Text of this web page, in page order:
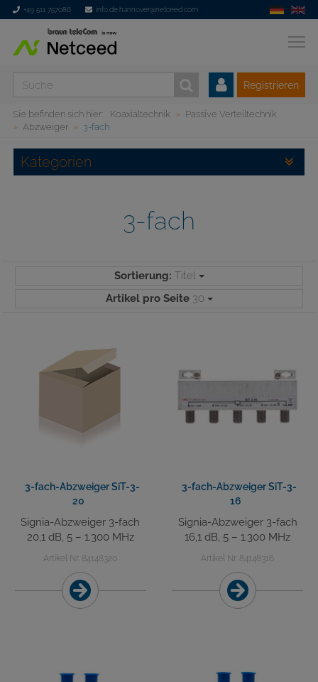
+49 511 757086 info.de.hannover@netceed.com
Registrieren
Sie befinden sich hier: Koaxialtechnik
Passive Verteiltechnik
Abzweiger
3-fach
Kategorien
3-fach
Sortierung: Titel
Artikel pro Seite 30
3-fach-Abzweiger SiT-3-
20
Signia-Abzweiger 3-fach
20,1 dB, 5 – 1.300 MHz
Artikel Nr. 84148320
3-fach-Abzweiger SiT-3-
16
Signia-Abzweiger 3-fach
16,1 dB, 5 – 1.300 MHz
Artikel Nr. 84148316